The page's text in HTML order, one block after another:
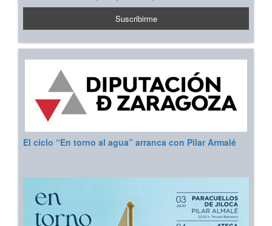
El ciclo “En torno al agua” arranca con Pilar Armalé